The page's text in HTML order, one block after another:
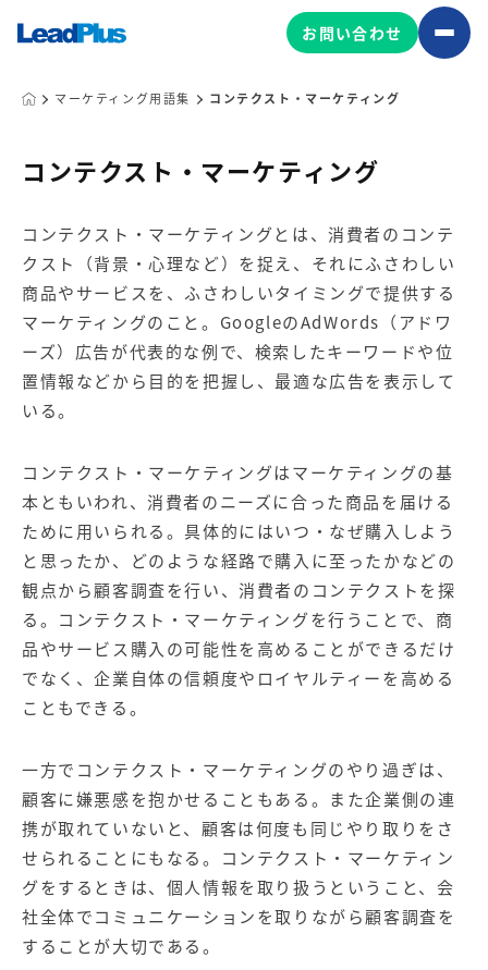
Web制作
マーケティングコンサルティング
コンテンツ制作
マーケティング基盤
マーケティング基盤の製品
Leadplus One MyFolio
サイトアクセス解析ダッシュ
ボード
HubSpot導入・運用
【店舗型ビジネス向け】エリ
ア
マーケティングサービス
【金融機関向け】マーケティ
ング
サービス
【IT企業向け】マーケティン
グ
サービス
SNSアカウント運用代行サー
ビス（LINE）
広告プロモーションの製品
【塾・個別塾業界向け】新規
集客Web広告パッケージ
サイトアクセス増加パッケー
ジ
商圏ねらいうちパッケージ 求人パッケージ
Web制作の製品
お問い合わせ
マーケティング用語集 コンテクスト・マーケティング
コンテクスト・マーケティング
コンテクスト・マーケティングとは、消費者のコンテ
クスト（背景・心理など）を捉え、それにふさわしい
商品やサービスを、ふさわしいタイミングで提供する
マーケティングのこと。GoogleのAdWords（アドワ
ーズ）広告が代表的な例で、検索したキーワードや位
置情報などから目的を把握し、最適な広告を表示して
いる。
コンテクスト・マーケティングはマーケティングの基
本ともいわれ、消費者のニーズに合った商品を届ける
ために用いられる。具体的にはいつ・なぜ購入しよう
と思ったか、どのような経路で購入に至ったかなどの
観点から顧客調査を行い、消費者のコンテクストを探
る。コンテクスト・マーケティングを行うことで、商
品やサービス購入の可能性を高めることができるだけ
でなく、企業自体の信頼度やロイヤルティーを高める
こともできる。
一方でコンテクスト・マーケティングのやり過ぎは、
顧客に嫌悪感を抱かせることもある。また企業側の連
携が取れていないと、顧客は何度も同じやり取りをさ
せられることにもなる。コンテクスト・マーケティン
グをするときは、個人情報を取り扱うということ、会
社全体でコミュニケーションを取りながら顧客調査を
することが大切である。